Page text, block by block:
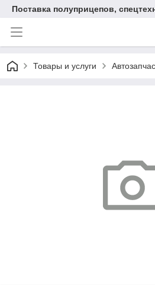
Поставка полуприцепов,
Товары и услуги